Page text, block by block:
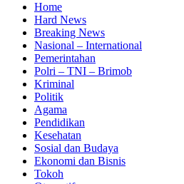
Home
Hard News
Breaking News
Nasional – International
Pemerintahan
Polri – TNI – Brimob
Kriminal
Politik
Agama
Pendidikan
Kesehatan
Sosial dan Budaya
Ekonomi dan Bisnis
Tokoh